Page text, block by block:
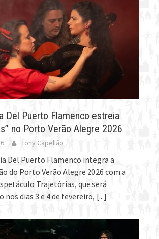
Del Puerto Flamenco estreia
no Porto Verão Alegre 2026
Tony Capellão
Del Puerto Flamenco integra a
do Porto Verão Alegre 2026 com a
Trajetórias, que será
nos dias 3 e 4 de fevereiro, [...]